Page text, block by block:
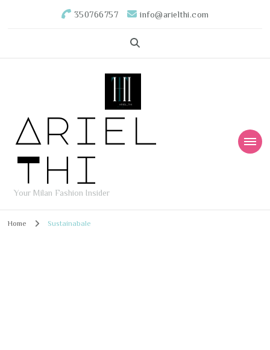
350766757 info@arielthi.com
Ariel
Thi
Your Milan Fashion Insider
Home Sustainabale